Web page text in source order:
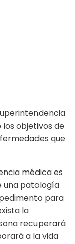
los objetivos de
que
médica es
una patología
para
la
recuperará
a la vida